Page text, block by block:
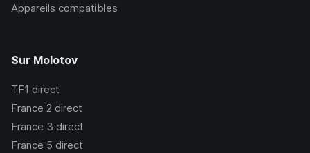
Appareils compatibles
Sur Molotov
TF1 direct
France 2 direct
France 3 direct
France 5 direct